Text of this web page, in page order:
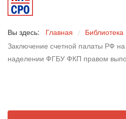
Вы здесь: Главная / Библиотека
Заключение счетной палаты РФ
наделении ФГБУ ФКП правом